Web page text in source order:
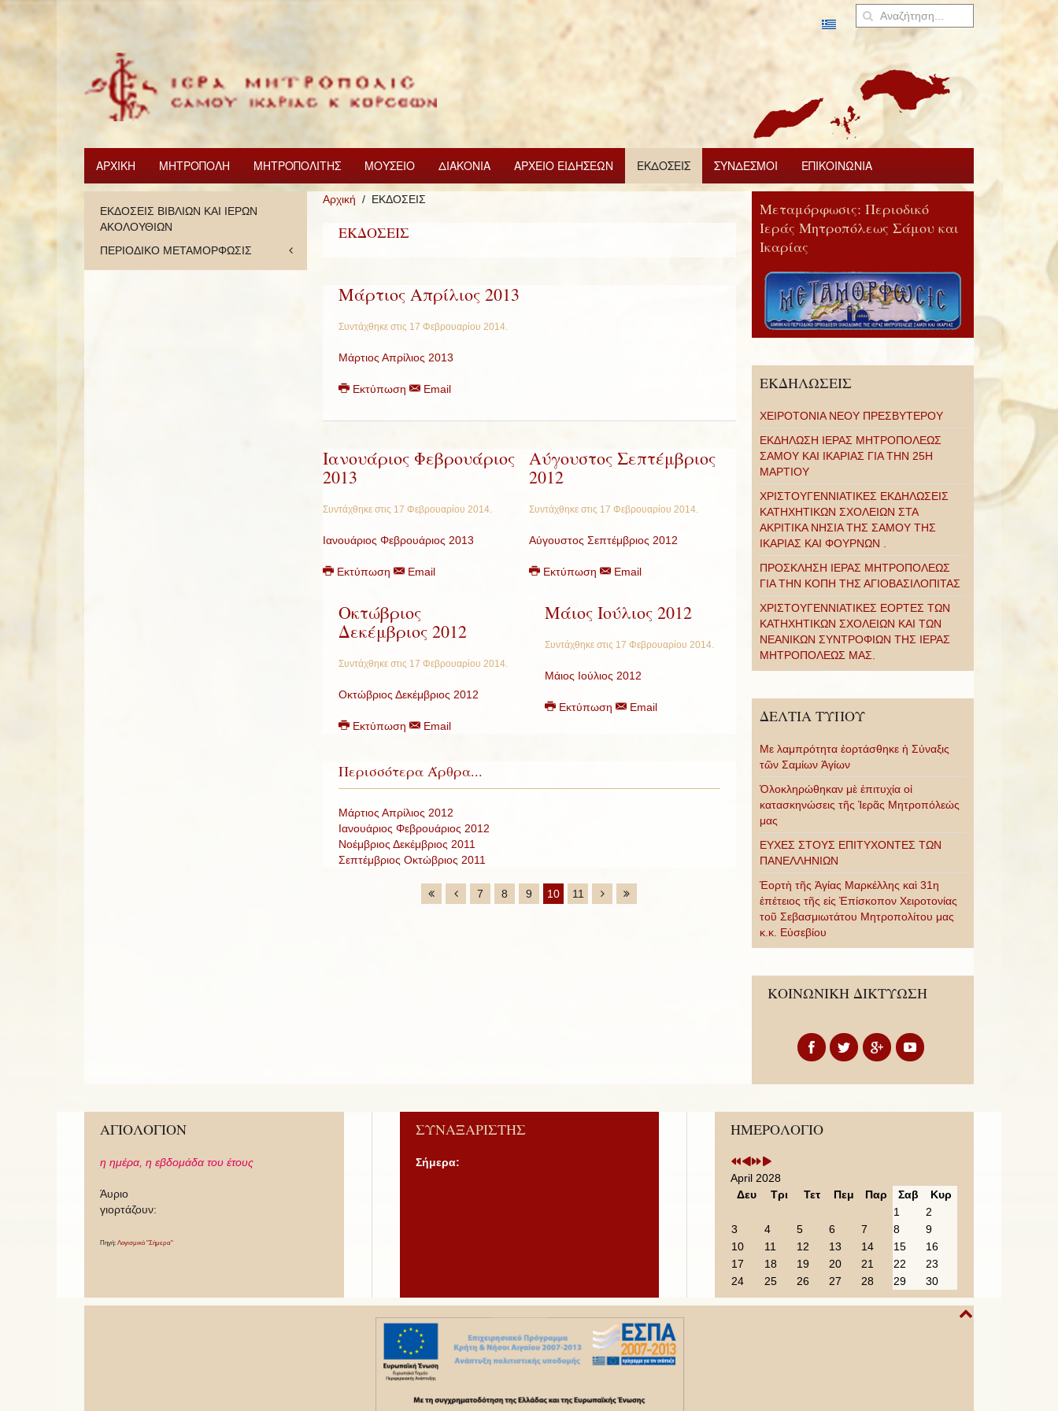
ΑΡΧΙΚΗ ΜΗΤΡΟΠΟΛΗ ΜΗΤΡΟΠΟΛΙΤΗΣ ΜΟΥΣΕΙΟ ΔΙΑΚΟΝΙΑ ΑΡΧΕΙΟ ΕΙΔΗΣΕΩΝ ΕΚΔΟΣΕΙΣ ΣΥΝΔΕΣΜΟΙ ΕΠΙΚΟΙΝΩΝΙΑ
Αρχική ΕΚΔΟΣΕΙΣ
ΕΚΔΟΣΕΙΣ
Μάρτιος Απρίλιος 2013
Συντάχθηκε στις 17 Φεβρουαρίου 2014.
Μάρτιος Απρίλιος 2013
Εκτύπωση Email
Ιανουάριος Φεβρουάριος
2013
Συντάχθηκε στις 17 Φεβρουαρίου 2014.
Ιανουάριος Φεβρουάριος 2013
Εκτύπωση Email
Οκτώβριος
Δεκέμβριος 2012
Συντάχθηκε στις 17 Φεβρουαρίου 2014.
Οκτώβριος Δεκέμβριος 2012
Εκτύπωση Email
Αύγουστος Σεπτέμβριος
2012
Συντάχθηκε στις 17 Φεβρουαρίου 2014.
Αύγουστος Σεπτέμβριος 2012
Εκτύπωση Email
Μάιος Ιούλιος 2012
Συντάχθηκε στις 17 Φεβρουαρίου 2014.
Μάιος Ιούλιος 2012
Εκτύπωση Email
Περισσότερα Άρθρα...
Μάρτιος Απρίλιος 2012
Ιανουάριος Φεβρουάριος 2012
Νοέμβριος Δεκέμβριος 2011
Σεπτέμβριος Οκτώβριος 2011
7 8 9 10 11
ΕΚΔΟΣΕΙΣ ΒΙΒΛΙΩΝ ΚΑΙ ΙΕΡΩΝ
ΑΚΟΛΟΥΘΙΩΝ
ΠΕΡΙΟΔΙΚΟ ΜΕΤΑΜΟΡΦΩΣΙΣ
Μεταμόρφωσις: Περιοδικό
Ιεράς Μητροπόλεως Σάμου και
Ικαρίας
ΕΚΔΗΛΩΣΕΙΣ
ΧΕΙΡΟΤΟΝΙΑ ΝΕΟΥ ΠΡΕΣΒΥΤΕΡΟΥ
ΕΚΔΗΛΩΣΗ ΙΕΡΑΣ ΜΗΤΡΟΠΟΛΕΩΣ
ΣΑΜΟΥ ΚΑΙ ΙΚΑΡΙΑΣ ΓΙΑ ΤΗΝ 25Η
ΜΑΡΤΙΟΥ
ΧΡΙΣΤΟΥΓΕΝΝΙΑΤΙΚΕΣ ΕΚΔΗΛΩΣΕΙΣ
ΚΑΤΗΧΗΤΙΚΩΝ ΣΧΟΛΕΙΩΝ ΣΤΑ
ΑΚΡΙΤΙΚΑ ΝΗΣΙΑ ΤΗΣ ΣΑΜΟΥ ΤΗΣ
ΙΚΑΡΙΑΣ ΚΑΙ ΦΟΥΡΝΩΝ .
ΠΡΟΣΚΛΗΣΗ ΙΕΡΑΣ ΜΗΤΡΟΠΟΛΕΩΣ
ΓΙΑ ΤΗΝ ΚΟΠΗ ΤΗΣ ΑΓΙΟΒΑΣΙΛΟΠΙΤΑΣ
ΧΡΙΣΤΟΥΓΕΝΝΙΑΤΙΚΕΣ ΕΟΡΤΕΣ ΤΩΝ
ΚΑΤΗΧΗΤΙΚΩΝ ΣΧΟΛΕΙΩΝ ΚΑΙ ΤΩΝ
ΝΕΑΝΙΚΩΝ ΣΥΝΤΡΟΦΙΩΝ ΤΗΣ ΙΕΡΑΣ
ΜΗΤΡΟΠΟΛΕΩΣ ΜΑΣ.
ΔΕΛΤΙΑ ΤΥΠΟΥ
Με λαμπρότητα ἑορτάσθηκε ἡ Σύναξις
τῶν Σαμίων Ἁγίων
Ὁλοκληρώθηκαν μὲ ἐπιτυχία οἱ
κατασκηνώσεις τῆς Ἱερᾶς Μητροπόλεώς
μας
ΕΥΧΕΣ ΣΤΟΥΣ ΕΠΙΤΥΧΟΝΤΕΣ ΤΩΝ
ΠΑΝΕΛΛΗΝΙΩΝ
Ἑορτὴ τῆς Ἁγίας Μαρκέλλης καὶ 31η
ἐπέτειος τῆς εἰς Ἐπίσκοπον Χειροτονίας
τοῦ Σεβασμιωτάτου Μητροπολίτου μας
κ.κ. Εὐσεβίου
ΚΟΙΝΩΝΙΚΗ ΔΙΚΤΥΩΣΗ
ΑΓΙΟΛΟΓΙΟΝ
η ημέρα, η εβδομάδα του έτους
Άυριο
γιορτάζουν:
Πηγή: Λογισμικό "Σήμερα"
ΣΥΝΑΞΑΡΙΣΤΗΣ
Σήμερα:
ΗΜΕΡΟΛΟΓΙΟ
Previous
Year
Previous
Month
Next
Year
Next
Month
April 2028
Δευ
Τρι Τετ Πεμ Παρ Σαβ
Κυρ
1
2
3
4 5 6 7 8
9
10
11 12 13 14 15
16
17
18 19 20 21 22
23
24
25 26 27 28 29 30